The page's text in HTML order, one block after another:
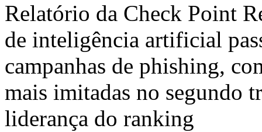
Relatório da Check Point
de inteligência artificial
campanhas de phishing,
mais imitadas no segundo
liderança do ranking